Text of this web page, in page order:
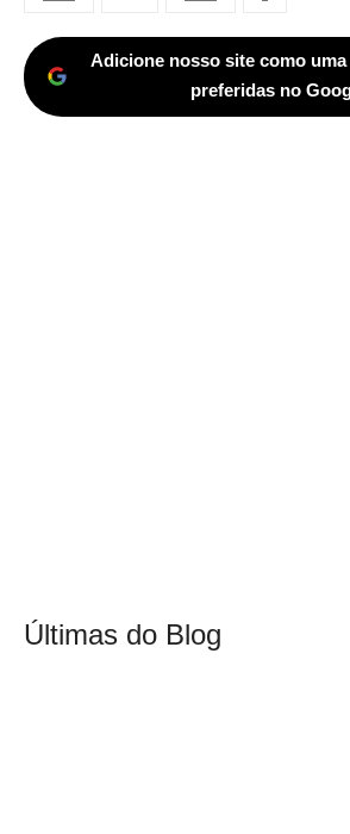
Adicione nosso site como
preferidas no
Últimas do Blog